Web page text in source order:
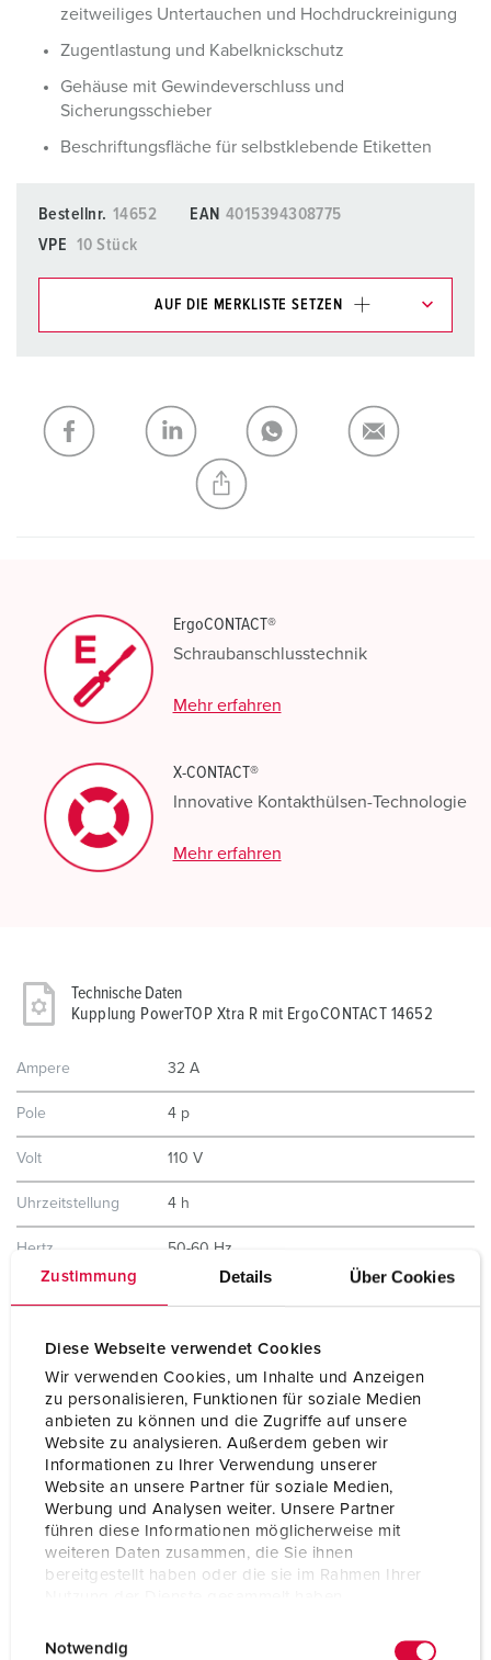
Zustimmung Details Über Cookies
Diese Webseite verwendet Cookies
Wir verwenden Cookies, um Inhalte und Anzeigen
zu personalisieren, Funktionen für soziale Medien
anbieten zu können und die Zugriffe auf unsere
Website zu analysieren. Außerdem geben wir
Informationen zu Ihrer Verwendung unserer
Website an unsere Partner für soziale Medien,
Werbung und Analysen weiter. Unsere Partner
führen diese Informationen möglicherweise mit
weiteren Daten zusammen, die Sie ihnen
bereitgestellt haben oder die sie im Rahmen Ihrer
Notwendig
zeitweiliges Untertauchen und Hochdruckreinigung
Zugentlastung und Kabelknickschutz
Gehäuse mit Gewindeverschluss und
Sicherungsschieber
Beschriftungsfläche für selbstklebende Etiketten
Bestellnr. 14652 EAN 4015394308775
VPE
10 Stück
AUF DIE MERKLISTE SETZEN
Meine Liste (0) HINZUFÜGEN
NEUE LISTE ERSTELLEN
ErgoCONTACT®
Schraubanschlusstechnik
Mehr erfahren
X-CONTACT®
Innovative Kontakthülsen-Technologie
Mehr erfahren
Technische Daten
Kupplung PowerTOP Xtra R mit ErgoCONTACT 14652
Ampere 32 A
Pole 4 p
Volt 110 V
Uhrzeitstellung 4 h
Hertz 50-60 Hz
hochwärmebeständige Kontaktträger
X-CONTACT
Schutzart IP67 / IP69
Gewicht 460 g
Prüfzeichen VDE